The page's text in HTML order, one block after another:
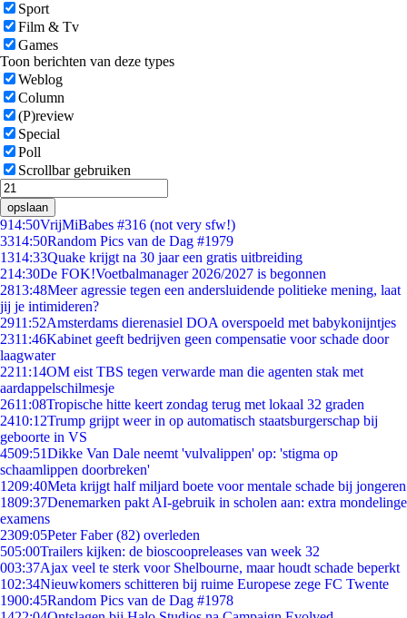
Sport
Film & Tv
Games
Toon berichten van deze types
Weblog
Column
(P)review
Special
Poll
Scrollbar gebruiken
opslaan
914:50VrijMiBabes #316 (not very sfw!)
3314:50Random Pics van de Dag #1979
1314:33Quake krijgt na 30 jaar een gratis uitbreiding
214:30De FOK!Voetbalmanager 2026/2027 is begonnen
2813:48Meer agressie tegen een andersluidende politieke mening, laat
jij je intimideren?
2911:52Amsterdams dierenasiel DOA overspoeld met babykonijntjes
2311:46Kabinet geeft bedrijven geen compensatie voor schade door
laagwater
2211:14OM eist TBS tegen verwarde man die agenten stak met
aardappelschilmesje
2611:08Tropische hitte keert zondag terug met lokaal 32 graden
2410:12Trump grijpt weer in op automatisch staatsburgerschap bij
geboorte in VS
4509:51Dikke Van Dale neemt 'vulvalippen' op: 'stigma op
schaamlippen doorbreken'
1209:40Meta krijgt half miljard boete voor mentale schade bij jongeren
1809:37Denemarken pakt AI-gebruik in scholen aan: extra mondelinge
examens
2309:05Peter Faber (82) overleden
505:00Trailers kijken: de bioscoopreleases van week 32
003:37Ajax veel te sterk voor Shelbourne, maar houdt schade beperkt
102:34Nieuwkomers schitteren bij ruime Europese zege FC Twente
1900:45Random Pics van de Dag #1978